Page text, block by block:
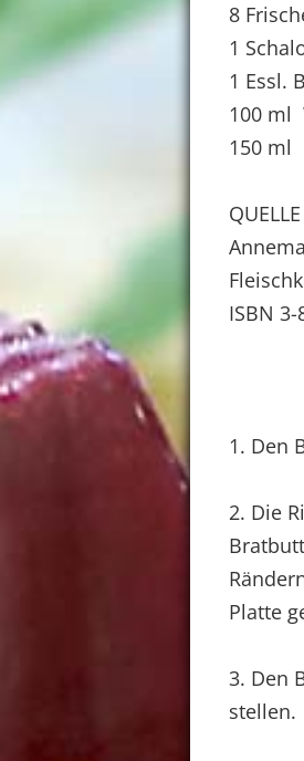
8
1
1 Essl.
100 ml
150 ml
QUELLE
ISBN 3-
1. Den
2. Die
Platte
3. Den
stellen.